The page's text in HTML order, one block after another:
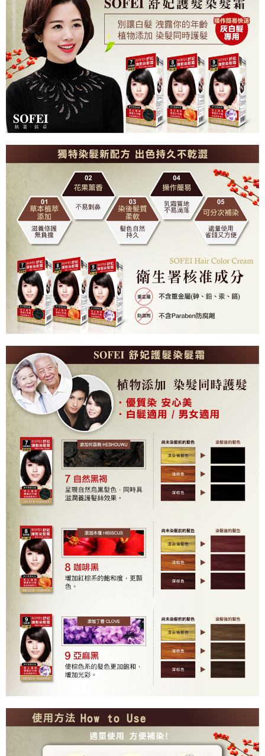
萊爾富付款取貨
每筆NT$80，滿NT$699(含以上)免運費
7-11取貨付款
每筆NT$80，滿NT$699(含以上)免運費
付款後7-11取貨
每筆NT$80，滿NT$699(含以上)免運費
宅配
每筆NT$80，滿NT$699(含以上)免運費
每筆NT$80，滿NT$699(含以上)免運費